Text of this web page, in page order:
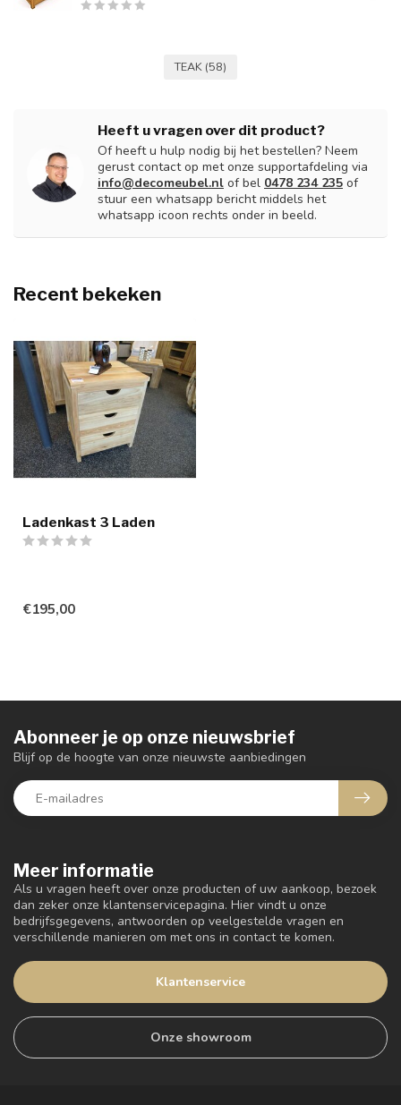
TEAK (58)
Heeft u vragen over dit product?
Of heeft u hulp nodig bij het bestellen? Neem
gerust contact op met onze supportafdeling via
info@decomeubel.nl of bel 0478 234 235 of
stuur een whatsapp bericht middels het
whatsapp icoon rechts onder in beeld.
Recent bekeken
Ladenkast 3 Laden
€195,00
Meer informatie
Als u vragen heeft over onze producten of uw aankoop, bezoek
dan zeker onze klantenservicepagina. Hier vindt u onze
bedrijfsgegevens, antwoorden op veelgestelde vragen en
verschillende manieren om met ons in contact te komen.
Klantenservice
Onze showroom
Abonneer je op onze nieuwsbrief
Blijf op de hoogte van onze nieuwste aanbiedingen